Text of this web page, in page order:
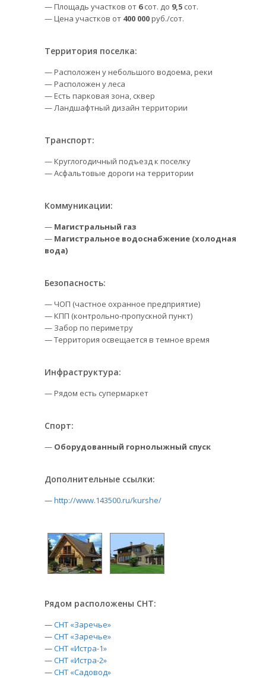
— Площадь участков от 6сот. до 9,5 сот.
— Цена участков от 400 000руб./сот.
Территория поселка:
— Расположен у небольшого водоема, реки
— Расположен у леса
— Есть парковая зона, сквер
— Ландшафтный дизайн территории
Транспорт:
— Круглогодичный подъезд к поселку
— Асфальтовые дороги на территории
Коммуникации:
— Магистральный газ
— Магистральное водоснабжение (холодная
вода)
Безопасность:
— ЧОП (частное охранное предприятие)
— КПП (контрольно-пропускной пункт)
— Забор по периметру
— Территория освещается в темное время
Инфраструктура:
— Рядом есть супермаркет
Спорт:
— Оборудованный горнолыжный спуск
Дополнительные ссылки:
—http://www.143500.ru/kurshe/
Рядом расположены СНТ:
—СНТ «Заречье»
—СНТ «Заречье»
—СНТ «Истра-1»
—СНТ «Истра-2»
—СНТ «Садовод»